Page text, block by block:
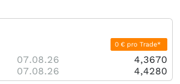
0 € pro Trade*
07.08.26
4,3670
07.08.26 4,4280